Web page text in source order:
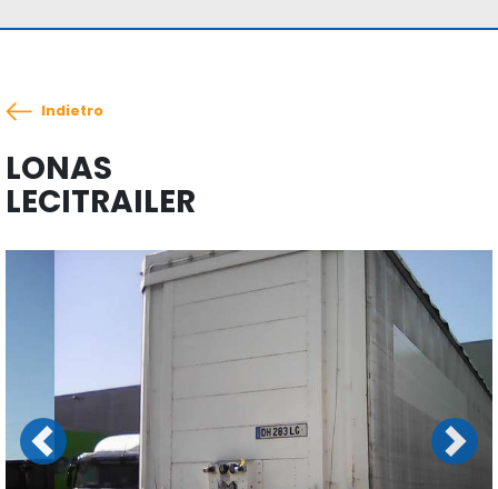
Indietro
LONAS
LECITRAILER
Previous Next